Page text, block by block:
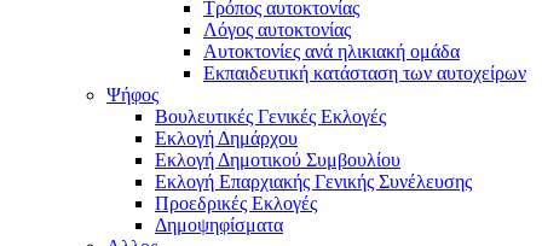
Τρόπος αυτοκτονίας
Λόγος αυτοκτονίας
Αυτοκτονίες ανά ηλικιακή ομάδα
Εκπαιδευτική κατάσταση των αυτοχείρων
Ψήφος
Βουλευτικές Γενικές Εκλογές
Εκλογή Δημάρχου
Εκλογή Δημοτικού Συμβουλίου
Εκλογή Επαρχιακής Γενικής Συνέλευσης
Προεδρικές Εκλογές
Δημοψηφίσματα